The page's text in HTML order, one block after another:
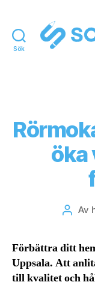
Sök
öka
Av
Förbättra ditt
Uppsala. Att
till kvalitet och